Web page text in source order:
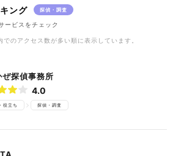
ング 探偵・調査
ービスをチェック
のアクセス数が多い順に表示しています。
ぜ探偵事務所
4.0
役立ち 探偵・調査